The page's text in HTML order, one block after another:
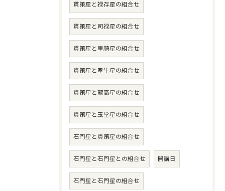
貫策星と禄存星の組合せ
貫策星と司禄星の組合せ
貫策星と車騎星の組合せ
貫策星と牽牛星の組合せ
貫策星と龍高星の組合せ
貫策星と玉堂星の組合せ
石門星と貫策星の組合せ
石門星と石門星との組合せ 開講日
石門星と石門星の組合せ